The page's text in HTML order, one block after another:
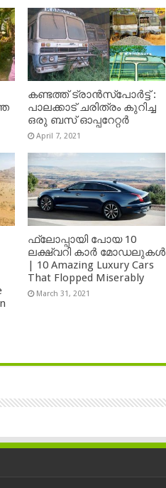
കണ്ടത്ത് ട്രാൻസ്‌പോർട്ട് :
പാലക്കാട് ചരിത്രം കുറിച്ച
ഒരു ബസ് ഓപ്പറേറ്റർ
April 7, 2021
ഫ്ലോപ്പായി പോയ 10
ലക്ഷ്വറി കാർ മോഡലുകൾ
| 10 Amazing Luxury Cars
That Flopped Miserably
March 31, 2021